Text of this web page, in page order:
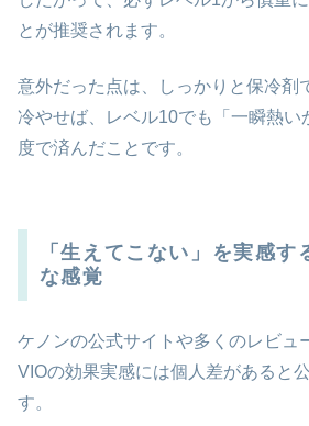
とが推奨されます。
意外だった点は、しっかりと保冷剤
冷やせば、レベル10でも「一瞬熱い
度で済んだことです。
「生えてこない」を実感す
な感覚
ケノンの公式サイトや多くのレビュ
VIOの効果実感には個人差があると
す。